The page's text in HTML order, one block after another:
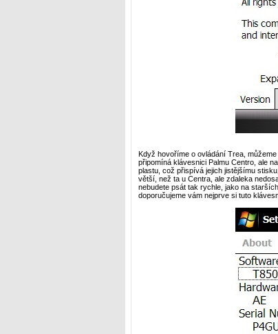
Když hovoříme o ovládání Trea,
připomíná klávesnici Palmu Centro, ale
plastu, což přispívá jejich jistějšímu
větší, než ta u Centra, ale zdaleka
nebudete psát tak rychle, jako na
doporučujeme vám nejprve si tuto